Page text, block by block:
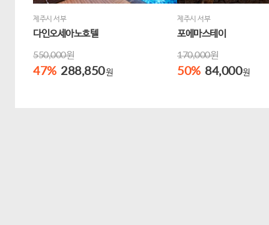
제주시 서부
다인오세아노호텔
550,000원
47% 288,850원
제주시 서부
포에마스테이
170,000원
50% 84,000원